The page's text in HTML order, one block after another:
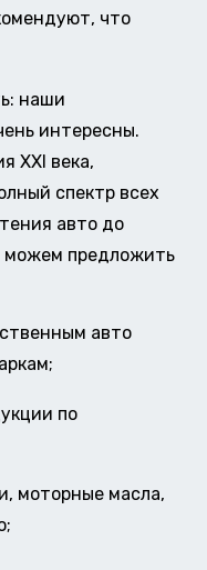
что
наши
интересны.
XXI века,
спектр всех
авто до
можем предложить
авто
по
моторные масла,